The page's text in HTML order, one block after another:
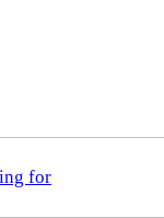
for